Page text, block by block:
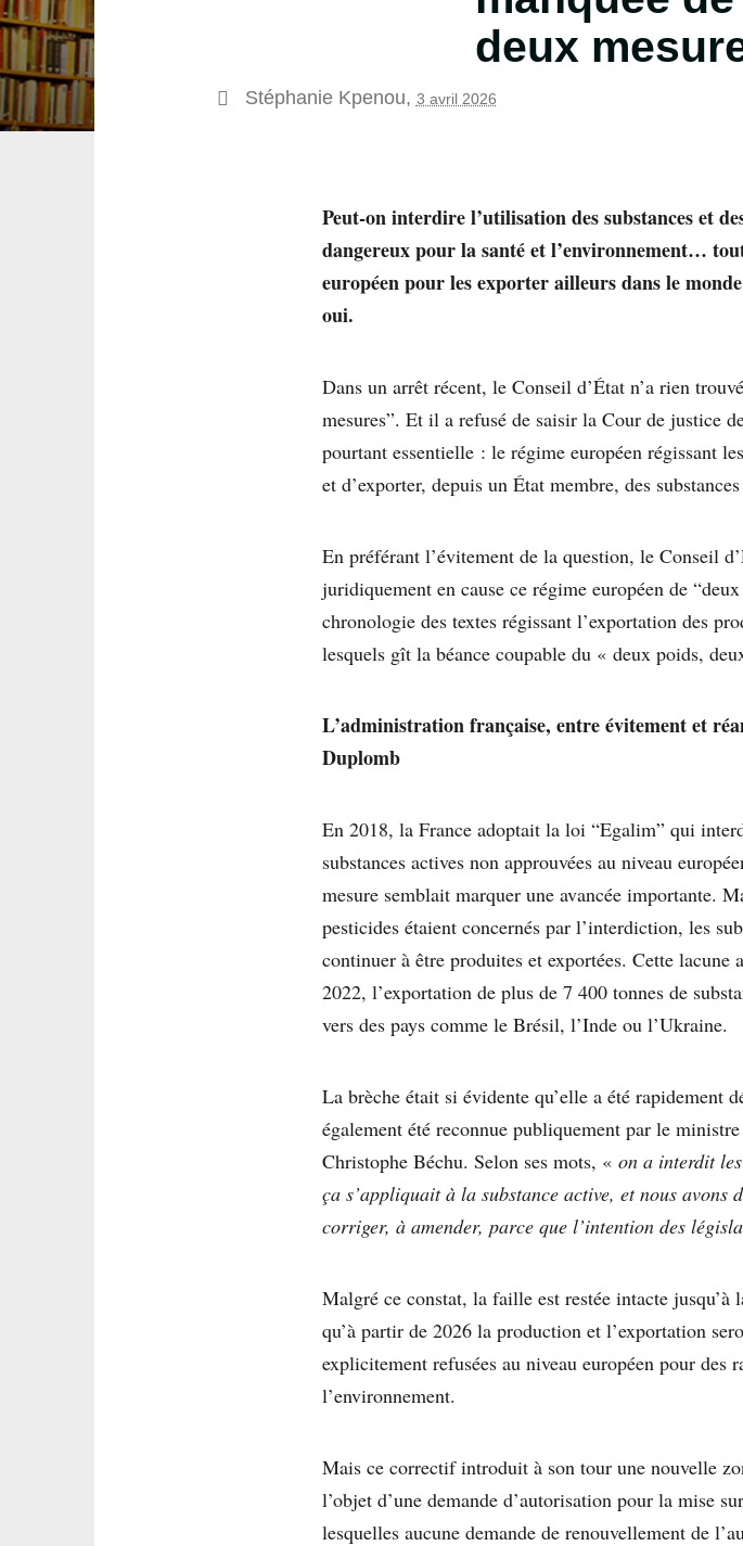
deux
Stéphanie Kpenou, 3 avril 2026
Peut-on interdire l’utilisation des substances et
dangereux pour la santé et l’environnement…
européen pour les exporter ailleurs dans le
oui.
Dans un arrêt récent, le Conseil d’État n’a rien
mesures”. Et il a refusé de saisir la Cour de justice
pourtant essentielle : le régime européen régissant
et d’exporter, depuis un État membre, des
En préférant l’évitement de la question, le Conseil
juridiquement en cause ce régime européen de
chronologie des textes régissant l’exportation des
lesquels gît la béance coupable du « deux poids,
L’administration française, entre évitement et
Duplomb
En 2018, la France adoptait la loi “Egalim” qui
substances actives non approuvées au niveau
mesure semblait marquer une avancée importante.
pesticides étaient concernés par l’interdiction, les
continuer à être produites et exportées. Cette
2022, l’exportation de plus de 7 400 tonnes de
vers des pays comme le Brésil, l’Inde ou l’Ukraine.
La brèche était si évidente qu’elle a été rapidement
également été reconnue publiquement par le
Christophe Béchu. Selon ses mots, « on a interdit
ça s’appliquait à la substance active, et nous avons
corriger, à amender, parce que l’intention des
Malgré ce constat, la faille est restée intacte
qu’à partir de 2026 la production et l’exportation
explicitement refusées au niveau européen pour des
l’environnement.
Mais ce correctif introduit à son tour une nouvelle
l’objet d’une demande d’autorisation pour la mise
lesquelles aucune demande de renouvellement de